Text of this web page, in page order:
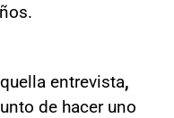
entrevista,
de hacer uno